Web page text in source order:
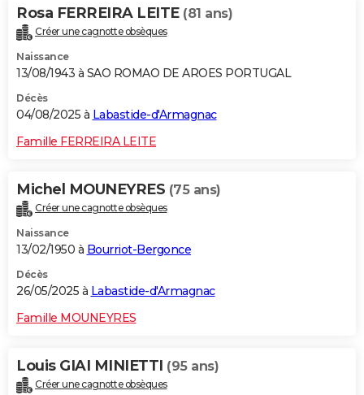
Rosa FERREIRA LEITE (81 ans)
Créer une cagnotte obsèques
Naissance
13/08/1943 à SAO ROMAO DE AROES PORTUGAL
Décès
04/08/2025 à Labastide-d'Armagnac
Famille FERREIRA LEITE
Michel MOUNEYRES (75 ans)
Créer une cagnotte obsèques
Naissance
13/02/1950 à Bourriot-Bergonce
Décès
26/05/2025 à Labastide-d'Armagnac
Famille MOUNEYRES
Louis GIAI MINIETTI (95 ans)
Créer une cagnotte obsèques